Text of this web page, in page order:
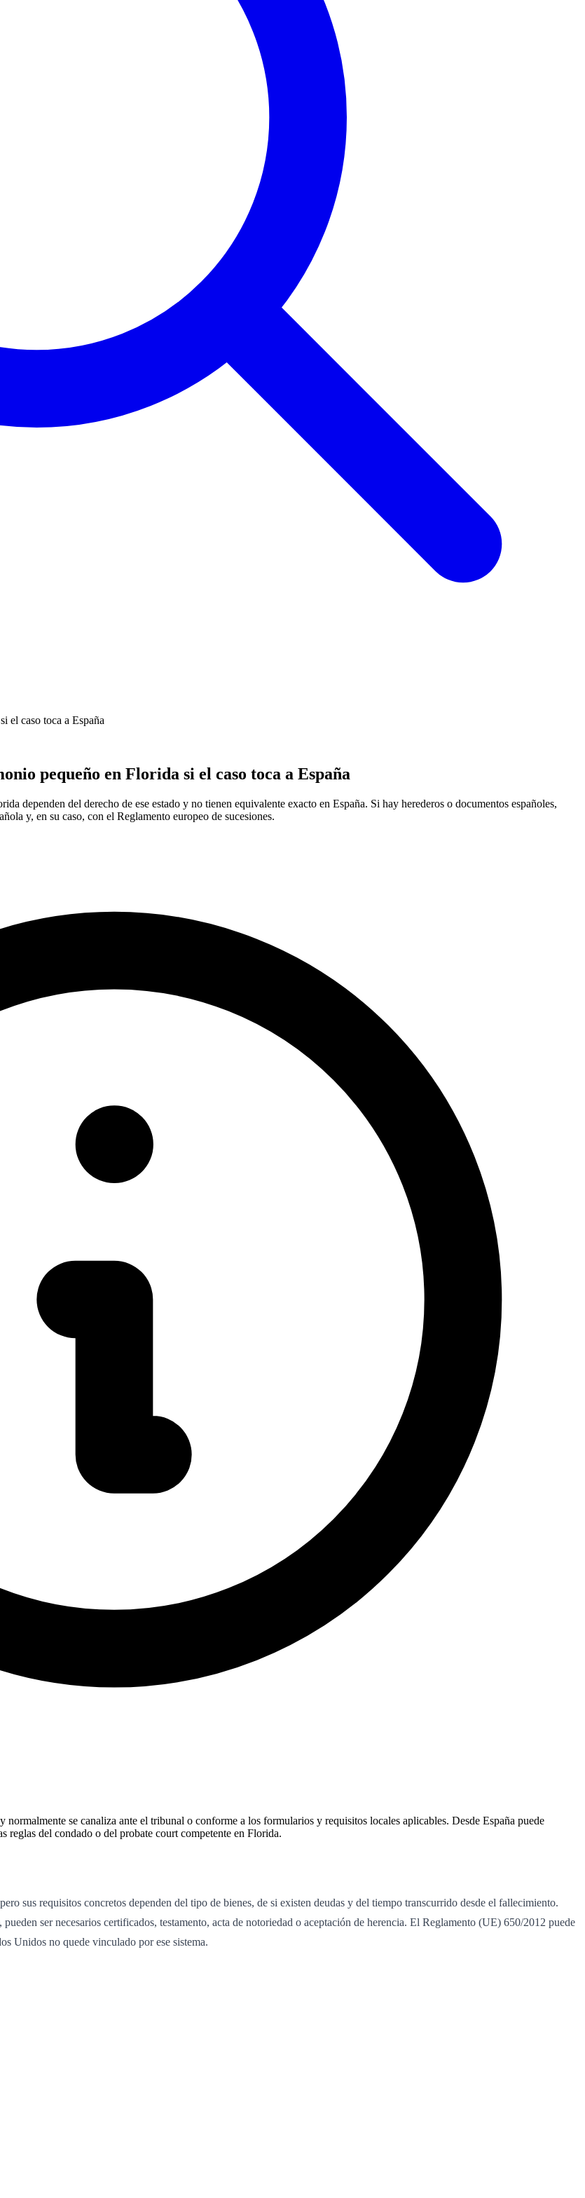
el caso toca a España
pequeño en Florida si el caso toca a España
dependen del derecho de ese estado y no tienen equivalente exacto en España. Si hay herederos o documentos españoles,
y, en su caso, con el Reglamento europeo de sucesiones.
se canaliza ante el tribunal o conforme a los formularios y requisitos locales aplicables. Desde España puede
reglas del condado o del probate court competente en Florida.
sus requisitos concretos dependen del tipo de bienes, de si existen deudas y del tiempo transcurrido desde el fallecimiento.
ser necesarios certificados, testamento, acta de notoriedad o aceptación de herencia. El Reglamento (UE) 650/2012 puede
Unidos no quede vinculado por ese sistema.